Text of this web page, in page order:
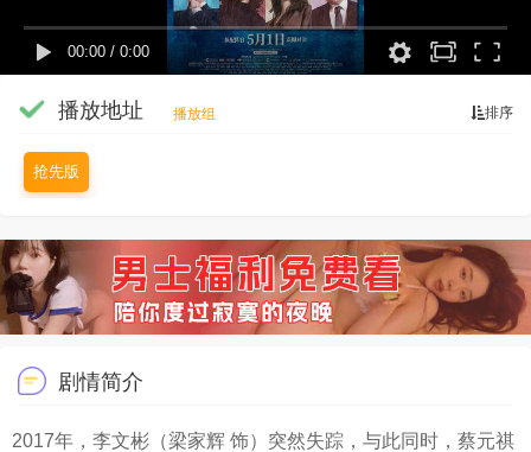
00:00 / 0:00
排序
播放地址 播放组
抢先版
剧情简介
2017年，李文彬（梁家辉 饰）突然失踪，与此同时，蔡元祺